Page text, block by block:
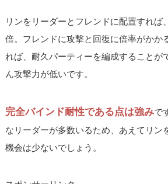
リンをリーダーとフレンドに配置すれば
倍。フレンドに攻撃と回復に倍率がかか
れば、耐久パーティーを編成することが
ん攻撃力が低いです。
完全バインド耐性である点は強みで
なリーダーが多数いるため、あえてリン
機会は少ないでしょう。